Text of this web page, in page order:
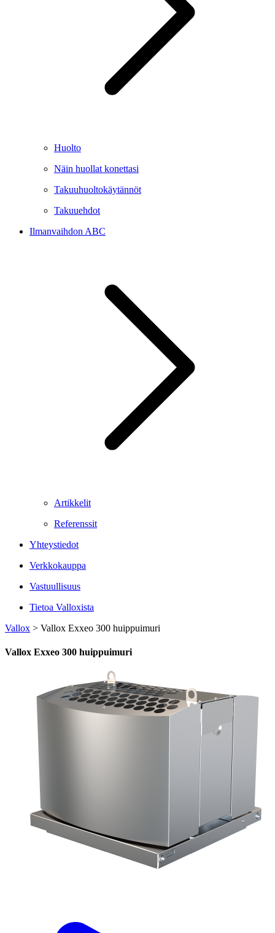
Huolto
Näin huollat konettasi
Takuuhuoltokäytännöt
Takuuehdot
Ilmanvaihdon ABC
Artikkelit
Referenssit
Yhteystiedot
Verkkokauppa
Vastuullisuus
Tietoa Valloxista
Vallox > Vallox Exxeo 300 huippuimuri
Vallox Exxeo 300 huippuimuri